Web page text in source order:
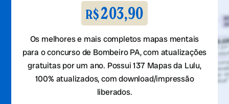
R$203,90
Os melhores e mais completos mapas mentais
para o concurso de Bombeiro PA, com atualizações
gratuitas por um ano. Possui 137 Mapas da Lulu,
100% atualizados, com download/impressão
liberados.